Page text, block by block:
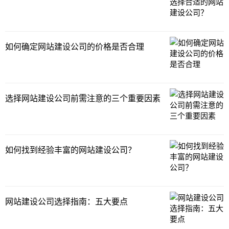
如何确定网站建设公司的价格是否合理
选择网站建设公司前需注意的三个重要因素
如何找到经验丰富的网站建设公司？
网站建设公司选择指南：五大要点